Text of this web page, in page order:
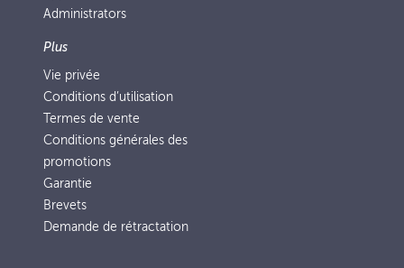
Administrators
Plus
Vie privée
Conditions d’utilisation
Termes de vente
Conditions générales des
promotions
Garantie
Brevets
Demande de rétractation